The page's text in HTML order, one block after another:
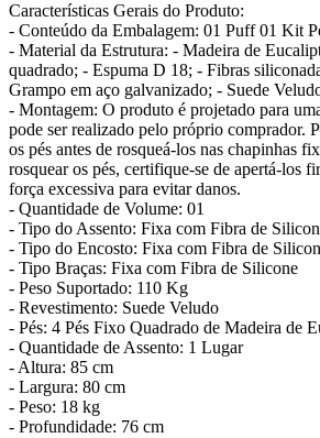
Características Gerais do Produto:
- Conteúdo da Embalagem: 01 Puff 01 Kit
- Material da Estrutura: - Madeira de
quadrado; - Espuma D 18; - Fibras
Grampo em aço galvanizado; - Suede
- Montagem: O produto é projetado para
pode ser realizado pelo próprio comprador.
os pés antes de rosqueá-los nas chapinhas
rosquear os pés, certifique-se de apertá-los
força excessiva para evitar danos.
- Quantidade de Volume: 01
- Tipo do Assento: Fixa com Fibra de
- Tipo do Encosto: Fixa com Fibra de
- Tipo Braças: Fixa com Fibra de Silicone
- Peso Suportado: 110 Kg
- Revestimento: Suede Veludo
- Pés: 4 Pés Fixo Quadrado de Madeira de
- Quantidade de Assento: 1 Lugar
- Altura: 85 cm
- Largura: 80 cm
- Peso: 18 kg
- Profundidade: 76 cm